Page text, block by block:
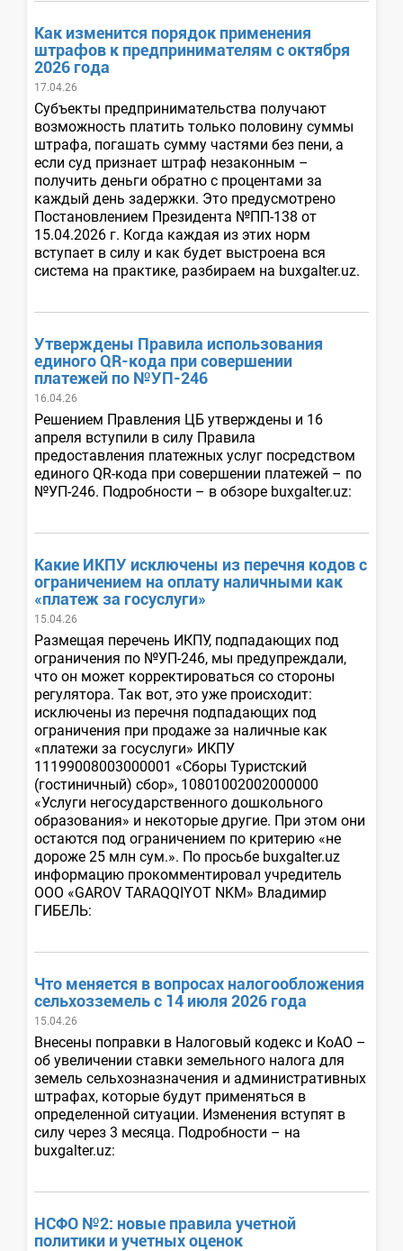
Как изменится порядок применения
штрафов к предпринимателям с октября
2026 года
17.04.26
Субъекты предпринимательства получают
возможность платить только половину суммы
штрафа, погашать сумму частями без пени, а
если суд признает штраф незаконным –
получить деньги обратно с процентами за
каждый день задержки. Это предусмотрено
Постановлением Президента №ПП-138 от
15.04.2026 г. Когда каждая из этих норм
вступает в силу и как будет выстроена вся
система на практике, разбираем на buxgalter.uz.
Утверждены Правила использования
единого QR-кода при совершении
платежей по №УП-246
16.04.26
Решением Правления ЦБ утверждены и 16
апреля вступили в силу Правила
предоставления платежных услуг посредством
единого QR-кода при совершении платежей – по
№УП-246. Подробности – в обзоре buxgalter.uz:
Какие ИКПУ исключены из перечня кодов с
ограничением на оплату наличными как
«платеж за госуслуги»
15.04.26
Размещая перечень ИКПУ, подпадающих под
ограничения по №УП-246, мы предупреждали,
что он может корректироваться со стороны
регулятора. Так вот, это уже происходит:
исключены из перечня подпадающих под
ограничения при продаже за наличные как
«платежи за госуслуги» ИКПУ
11199008003000001 «Сборы Туристский
(гостиничный) сбор», 10801002002000000
«Услуги негосударственного дошкольного
образования» и некоторые другие. При этом они
остаются под ограничением по критерию «не
дороже 25 млн сум.». По просьбе buxgalter.uz
информацию прокомментировал учредитель
ООО «GAROV TARAQQIYOT NKM» Владимир
ГИБЕЛЬ:
Что меняется в вопросах налогообложения
сельхозземель с 14 июля 2026 года
15.04.26
Внесены поправки в Налоговый кодекс и КоАО –
об увеличении ставки земельного налога для
земель сельхозназначения и административных
штрафах, которые будут применяться в
определенной ситуации. Изменения вступят в
силу через 3 месяца. Подробности – на
buxgalter.uz:
НСФО №2: новые правила учетной
политики и учетных оценок